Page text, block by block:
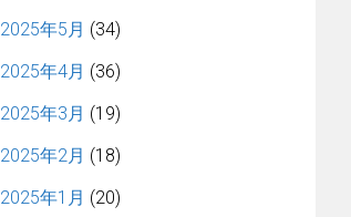
2025年5月 (34)
2025年4月 (36)
2025年3月 (19)
2025年2月 (18)
2025年1月 (20)